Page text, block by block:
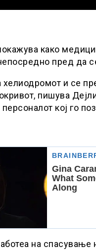
како
пред да
хелиодромот и се
пишува
кој го
на спасување